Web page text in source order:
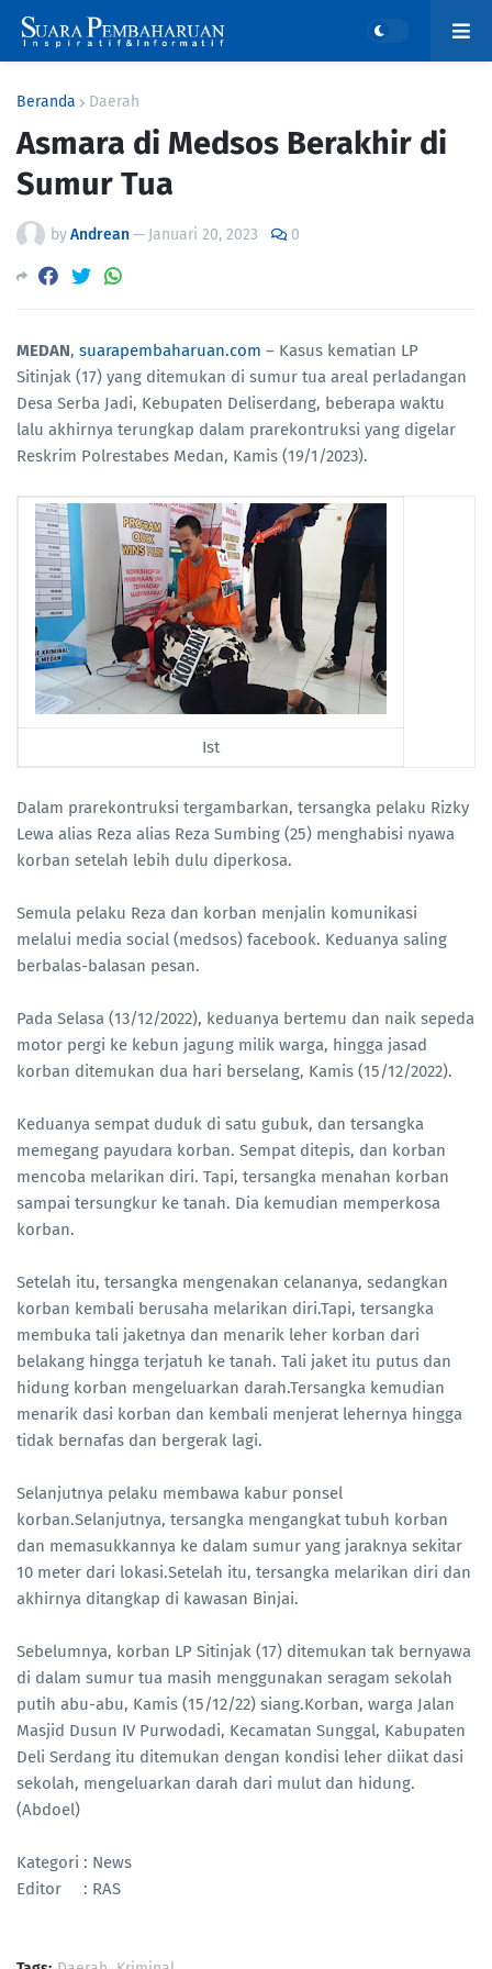
Beranda Daerah
Asmara di Medsos Berakhir di
Sumur Tua
byAndrean— Januari 20, 2023 0
MEDAN, suarapembaharuan.com – Kasus kematian LP
Sitinjak (17) yang ditemukan di sumur tua areal perladangan
Desa Serba Jadi, Kebupaten Deliserdang, beberapa waktu
lalu akhirnya terungkap dalam prarekontruksi yang digelar
Reskrim Polrestabes Medan, Kamis (19/1/2023).
Ist
Dalam prarekontruksi tergambarkan, tersangka pelaku Rizky
Lewa alias Reza alias Reza Sumbing (25) menghabisi nyawa
korban setelah lebih dulu diperkosa.
Semula pelaku Reza dan korban menjalin komunikasi
melalui media social (medsos) facebook. Keduanya saling
berbalas-balasan pesan.
Pada Selasa (13/12/2022), keduanya bertemu dan naik sepeda
motor pergi ke kebun jagung milik warga, hingga jasad
korban ditemukan dua hari berselang, Kamis (15/12/2022).
Keduanya sempat duduk di satu gubuk, dan tersangka
memegang payudara korban. Sempat ditepis, dan korban
mencoba melarikan diri. Tapi, tersangka menahan korban
sampai tersungkur ke tanah. Dia kemudian memperkosa
korban.
Setelah itu, tersangka mengenakan celananya, sedangkan
korban kembali berusaha melarikan diri.Tapi, tersangka
membuka tali jaketnya dan menarik leher korban dari
belakang hingga terjatuh ke tanah. Tali jaket itu putus dan
hidung korban mengeluarkan darah.Tersangka kemudian
menarik dasi korban dan kembali menjerat lehernya hingga
tidak bernafas dan bergerak lagi.
Selanjutnya pelaku membawa kabur ponsel
korban.Selanjutnya, tersangka mengangkat tubuh korban
dan memasukkannya ke dalam sumur yang jaraknya sekitar
10 meter dari lokasi.Setelah itu, tersangka melarikan diri dan
akhirnya ditangkap di kawasan Binjai.
Sebelumnya, korban LP Sitinjak (17) ditemukan tak bernyawa
di dalam sumur tua masih menggunakan seragam sekolah
putih abu-abu, Kamis (15/12/22) siang.Korban, warga Jalan
Masjid Dusun IV Purwodadi, Kecamatan Sunggal, Kabupaten
Deli Serdang itu ditemukan dengan kondisi leher diikat dasi
sekolah, mengeluarkan darah dari mulut dan hidung.
(Abdoel)
Kategori : News
Editor : RAS